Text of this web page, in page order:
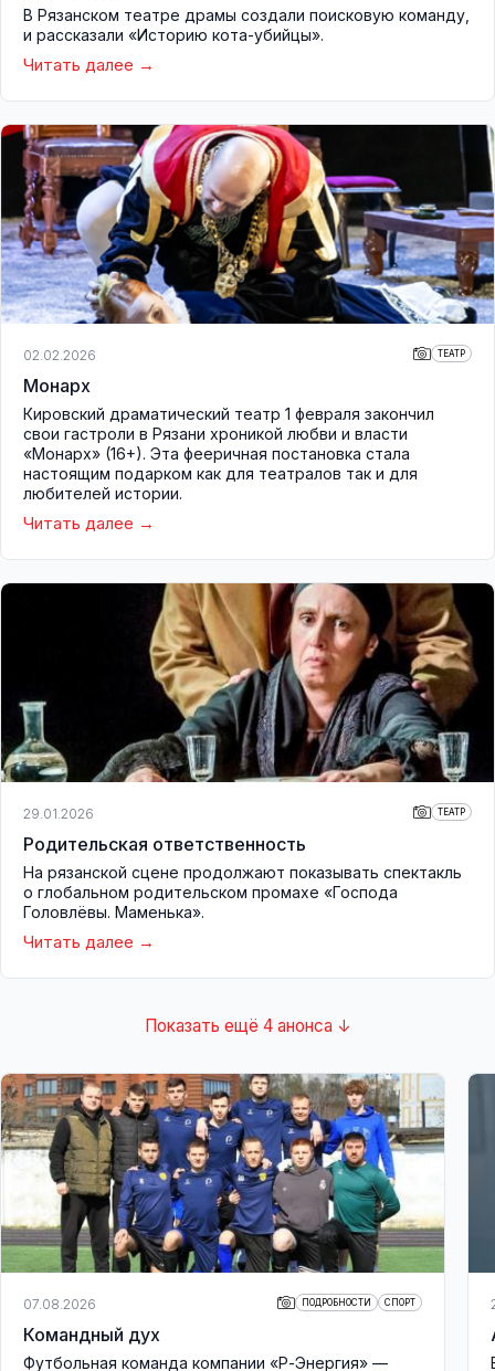
В Рязанском театре драмы создали поисковую команду,
и рассказали «Историю кота-убийцы».
Читать далее
02.02.2026 ТЕАТР
Монарх
Кировский драматический театр 1 февраля закончил
свои гастроли в Рязани хроникой любви и власти
«Монарх» (16+). Эта фееричная постановка стала
настоящим подарком как для театралов так и для
любителей истории.
Читать далее
29.01.2026 ТЕАТР
Родительская ответственность
На рязанской сцене продолжают показывать спектакль
о глобальном родительском промахе «Господа
Головлёвы. Маменька».
Читать далее
Показать ещё 4 анонса ↓
07.08.2026 ПОДРОБНОСТИ СПОРТ
Командный дух
Футбольная команда компании «Р-Энергия» —